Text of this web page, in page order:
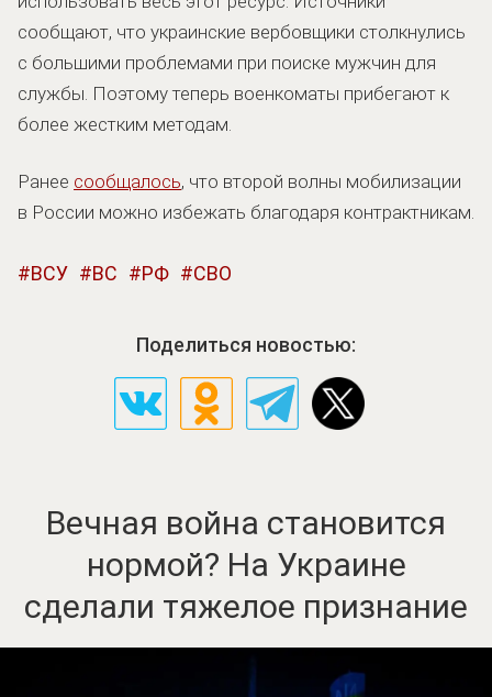
сообщают, что украинские вербовщики столкнулись
с большими проблемами при поиске мужчин для
службы. Поэтому теперь военкоматы прибегают к
более жестким методам.
Ранее сообщалось, что второй волны мобилизации
в России можно избежать благодаря контрактникам.
ВСУ ВС РФ СВО
Поделиться новостью:
Вечная война становится
нормой? На Украине
сделали тяжелое признание